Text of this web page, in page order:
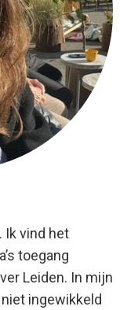
Ik vind het
toegang
Leiden. In mijn
ingewikkeld